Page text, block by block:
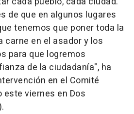
de que en algunos lugares
tenemos que poner toda la
carne en el asador y los
para que logremos
de la ciudadanía", ha
en el Comité
viernes en Dos